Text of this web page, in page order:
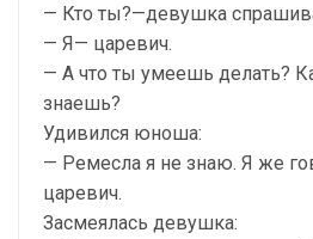
— Кто ты?—девушка
— Я— царевич.
— А что ты умеешь делать?
знаешь?
Удивился юноша:
— Ремесла я не знаю. Я же
царевич.
Засмеялась девушка: